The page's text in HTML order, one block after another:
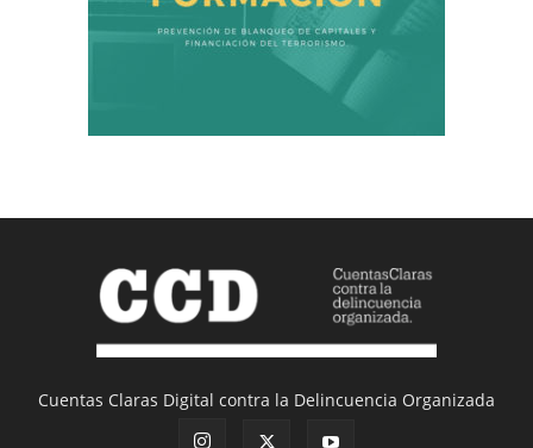
Cuentas Claras Digital contra la Delincuencia Organizada